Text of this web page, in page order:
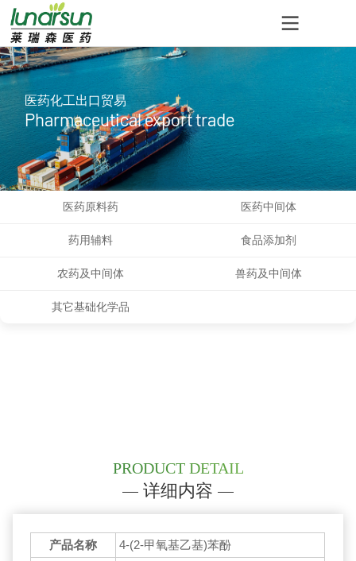
医药化工出口贸易
Pharmaceutical export trade
医药原料药 医药中间体
药用辅料 食品添加剂
农药及中间体 兽药及中间体
其它基础化学品
PRODUCT DETAIL
详细内容
产品名称
4-(2-甲氧基乙基)苯酚